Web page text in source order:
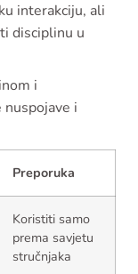
interakciju, ali
disciplinu u
i
i
Preporuka
Koristiti samo
prema savjetu
stručnjaka